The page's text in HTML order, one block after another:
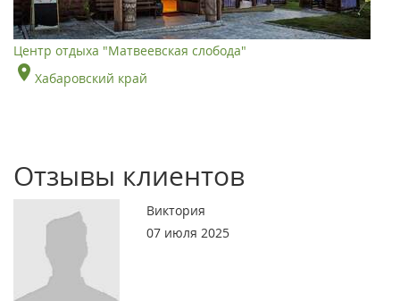
Центр отдыха "Матвеевская слобода"
Хабаровский край
Отзывы клиентов
Виктория
07 июля 2025